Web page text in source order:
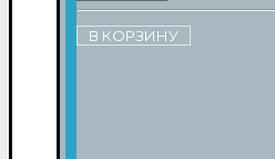
В КОРЗИНУ